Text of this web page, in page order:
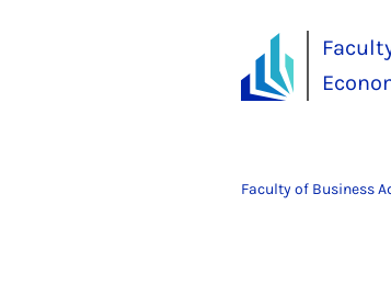
Faculty of Business